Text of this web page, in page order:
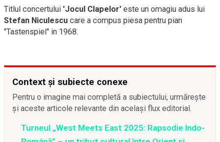
Titlul concertului 'Jocul Clapelor' este un omagiu adus lui
Stefan Niculescu care a compus piesa pentru pian
"Tastenspiel" in 1968.
Context și subiecte conexe
Pentru o imagine mai completă a subiectului, urmărește
și aceste articole relevante din același flux editorial.
Turneul „West Meets East 2025: Rapsodie Indo-